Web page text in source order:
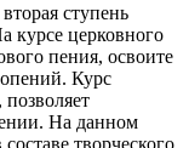
ступень
курсе церковного
пения, освоите
Курс
На данном
творческого